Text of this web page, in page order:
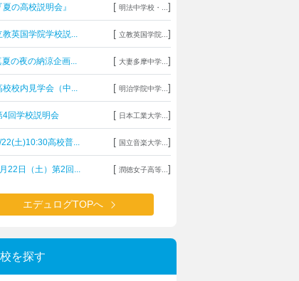
『夏の高校説明会』 [ 明法中学校・... ]
教英国学院学校説... [ 立教英国学院... ]
夏の夜の納涼企画... [ 大妻多摩中学... ]
校校内見学会（中... [ 明治学院中学... ]
4回学校説明会 [ 日本工業大学... ]
土)10:30高校普... [ 国立音楽大学... ]
22日（土）第2回... [ 潤徳女子高等... ]
エデュログTOPへ
を探す